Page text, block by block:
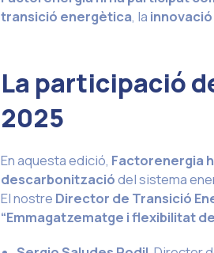
transició energètica, la
La participació
2025
En aquesta edició, Factorenergia
descarbonitzaciódel sistema
El nostre Director de Transició
“Emmagatzematge i flexibilitat